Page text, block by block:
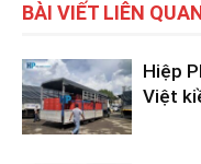
BÀI VIẾT LIÊN
Hiệp
Việt